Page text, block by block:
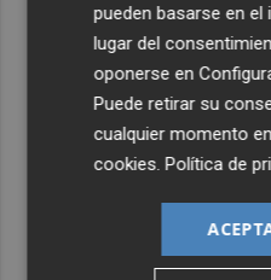
pueden basarse en
lugar del
oponerse en
Puede retirar su
cualquier momento
cookies .Política de